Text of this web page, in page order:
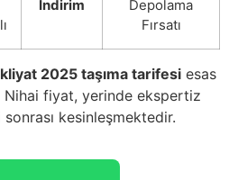
İndirim
Depolama
Fırsatı
2025 taşıma tarifesi esas
Nihai fiyat, yerinde ekspertiz
kesinleşmektedir.